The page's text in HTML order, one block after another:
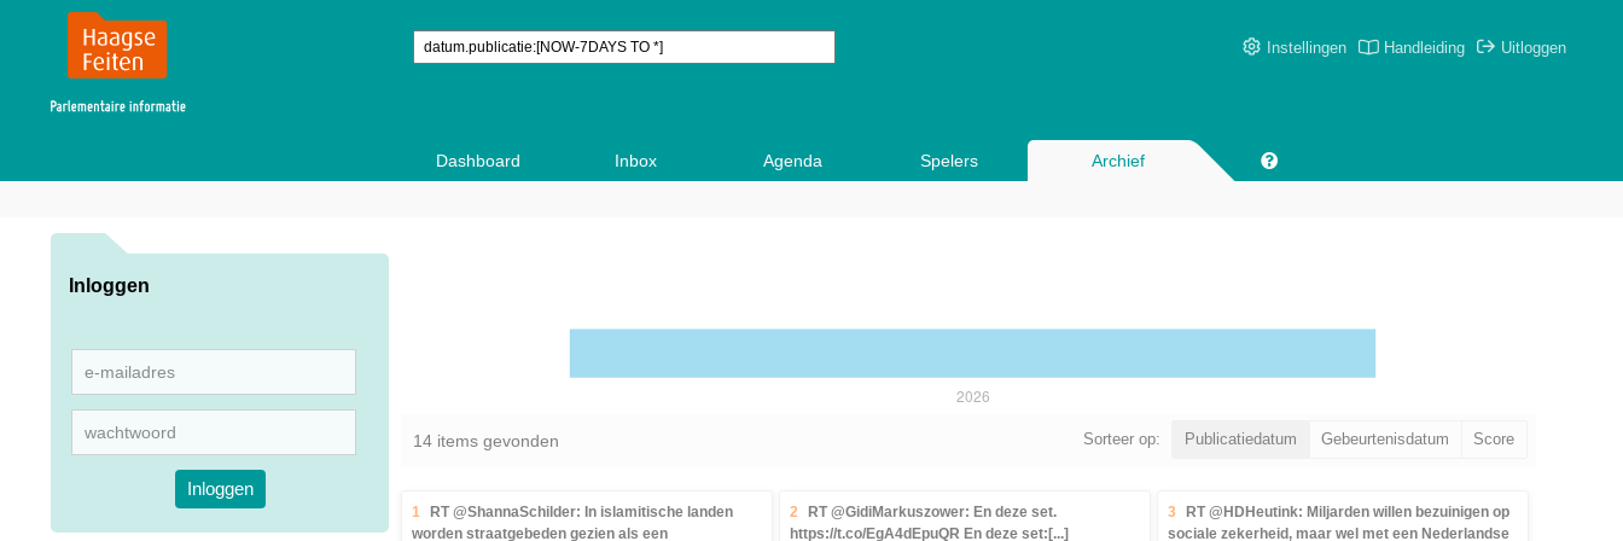
Dashboard Inbox Agenda Spelers Archief
Instellingen Handleiding Uitloggen
Inloggen
Inloggen
14 items gevonden Sorteer op: Publicatiedatum Gebeurtenisdatum Score
1
RT @ShannaSchilder: In islamitische landen
worden straatgebeden gezien als een
2
RT @GidiMarkuszower: En deze set.
https://t.co/EgA4dEpuQR En deze set:[...]
3
RT @HDHeutink: Miljarden willen bezuinigen op
sociale zekerheid, maar wel met een Nederlandse